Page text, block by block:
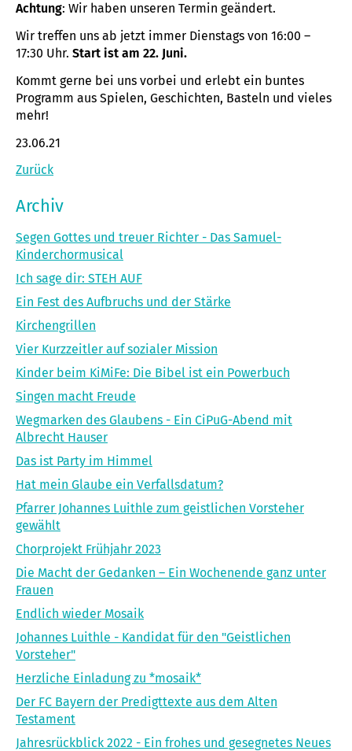
Achtung: Wir haben unseren Termin geändert.
Wir treffen uns ab jetzt immer Dienstags von 16:00 –
17:30 Uhr. Start ist am 22. Juni.
Kommt gerne bei uns vorbei und erlebt ein buntes
Programm aus Spielen, Geschichten, Basteln und vieles
mehr!
23.06.21
Zurück
Archiv
Segen Gottes und treuer Richter - Das Samuel-
Kinderchormusical
Ich sage dir: STEH AUF
Ein Fest des Aufbruchs und der Stärke
Kirchengrillen
Vier Kurzzeitler auf sozialer Mission
Kinder beim KiMiFe: Die Bibel ist ein Powerbuch
Singen macht Freude
Wegmarken des Glaubens - Ein CiPuG-Abend mit
Albrecht Hauser
Das ist Party im Himmel
Hat mein Glaube ein Verfallsdatum?
Pfarrer Johannes Luithle zum geistlichen Vorsteher
gewählt
Chorprojekt Frühjahr 2023
Die Macht der Gedanken – Ein Wochenende ganz unter
Frauen
Endlich wieder Mosaik
Johannes Luithle - Kandidat für den "Geistlichen
Vorsteher"
Herzliche Einladung zu *mosaik*
Der FC Bayern der Predigttexte aus dem Alten
Testament
Jahresrückblick 2022 - Ein frohes und gesegnetes Neues